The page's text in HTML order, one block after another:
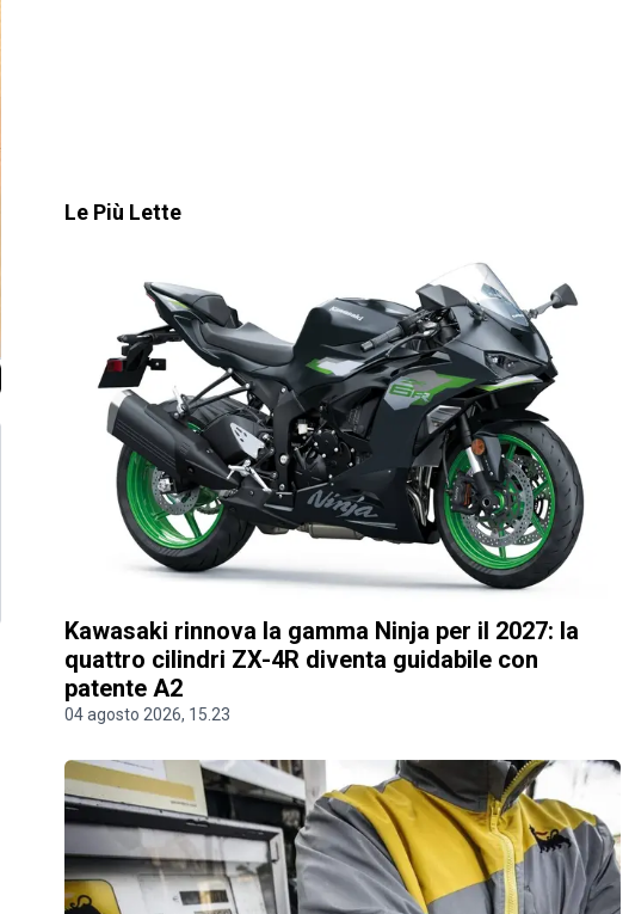
Le Più Lette
Kawasaki rinnova la gamma Ninja per il 2027: la
quattro cilindri ZX-4R diventa guidabile con
patente A2
04 agosto 2026, 15.23